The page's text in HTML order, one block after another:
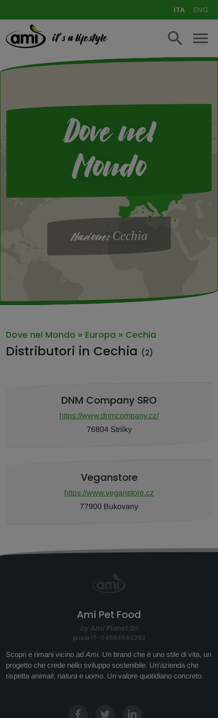
ITA ENG
it's a lifestyle
Dove nel
Mondo
Nazione: Cechia
Dove nel Mondo » Europa » Cechia
Distributori in Cechia (2)
DNM Company SRO
https://www.dnmcompany.cz/
76804 Strilky
Veganstore
https://www.veganstore.cz
77900 Bukovany
Amì Pet Food
by Amì Planet Srl
p.iva IT-04584540282
Scopri e rimani vicino ad Ami. Un brand che è uno stile di vita, un
progetto che crede nello sviluppo sostenibile. Un'azienda che
rispetta animali, natura e uomo. Un valore quotidiano concreto.